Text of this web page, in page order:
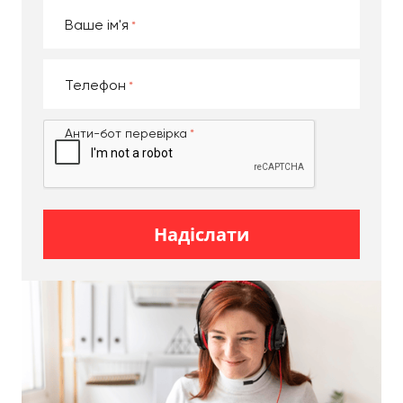
послуги вантажників
співробітники мають великий досвід роботи з
крихкими виробами, картинами, технікою та
використовують набір оптимальних матеріалів
для упаковки.
ПЕРЕВАГИ
ЗАМОВЛЕННЯ
ВАНТАЖНОГО
ПЕРЕВЕЗЕННЯ В
MOVING EXPERT
Ваше ім'я
Телефон
Анти-бот перевірка
Надіслати